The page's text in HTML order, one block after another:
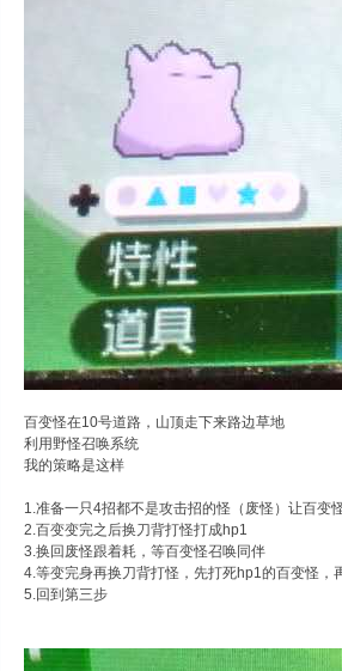
百变怪在10号道路，山顶走下来路边草地
利用野怪召唤系统
我的策略是这样
1.准备一只4招都不是攻击招的怪（废怪）让百变
2.百变变完之后换刀背打怪打成hp1
3.换回废怪跟着耗，等百变怪召唤同伴
4.等变完身再换刀背打怪，先打死hp1的百变怪，
5.回到第三步